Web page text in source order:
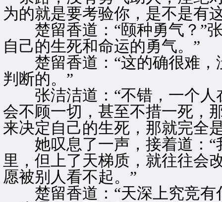
为的就是要考验你，是不是有
楚留香道：“颐种勇气？”张
自己的生死和命运的勇气。”
楚留香道：“这的确很难，
判断的。”
张洁洁道：“不错，一个人
会不顾一切，甚至不措一死，
来决定自己的生死，那就完全
她叹息了一声，接着道：“
里，但上了天梯质，就往往会
愿被别人看不起。”
楚留香道：“天深上究竞有